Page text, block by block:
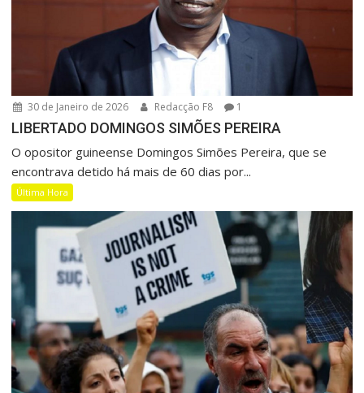
30 de Janeiro de 2026 Redacção F8 1
LIBERTADO DOMINGOS SIMÕES PEREIRA
O opositor guineense Domingos Simões Pereira, que se
encontrava detido há mais de 60 dias por...
Última Hora